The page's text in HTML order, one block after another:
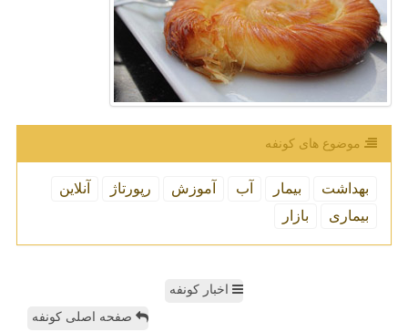
موضوع های كونفه
بهداشت بیمار آب آموزش رپورتاژ
آنلاین
بیماری
بازار
اخبار کونفه
صفحه اصلی کونفه